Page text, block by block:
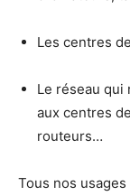
Les centres
Le réseau
aux centres
routeurs…
Tous nos